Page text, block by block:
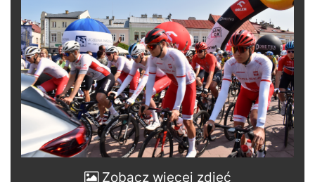
Zobacz więcej zdjęć